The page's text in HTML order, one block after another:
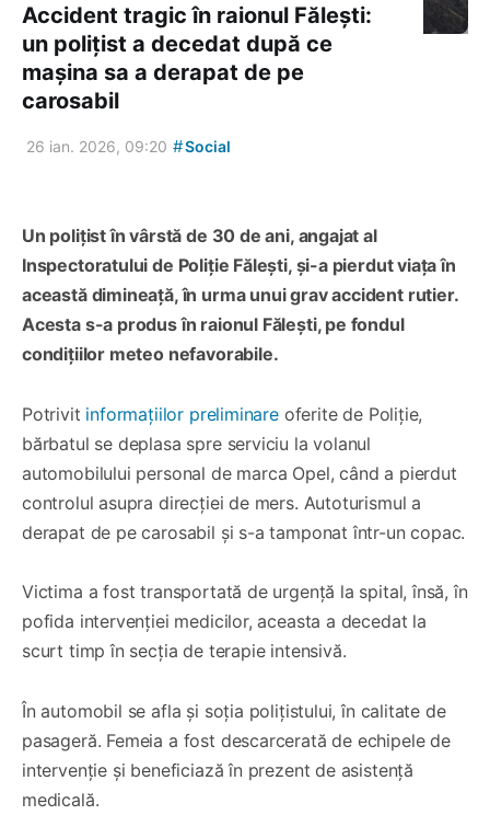
Accident tragic în raionul Fălești:
un polițist a decedat după ce
mașina sa a derapat de pe
carosabil
26 ian. 2026, 09:20 #Social
Un polițist în vârstă de 30 de ani, angajat al
Inspectoratului de Poliție Fălești, și-a pierdut viața în
această dimineață, în urma unui grav accident rutier.
Acesta s-a produs în raionul Fălești, pe fondul
condițiilor meteo nefavorabile.
Potrivit informațiilor preliminareoferite de Poliție,
bărbatul se deplasa spre serviciu la volanul
automobilului personal de marca Opel, când a pierdut
controlul asupra direcției de mers. Autoturismul a
derapat de pe carosabil și s-a tamponat într-un copac.
Victima a fost transportată de urgență la spital, însă, în
pofida intervenției medicilor, aceasta a decedat la
scurt timp în secția de terapie intensivă.
În automobil se afla și soția polițistului, în calitate de
pasageră. Femeia a fost descarcerată de echipele de
intervenție și beneficiază în prezent de asistență
medicală.